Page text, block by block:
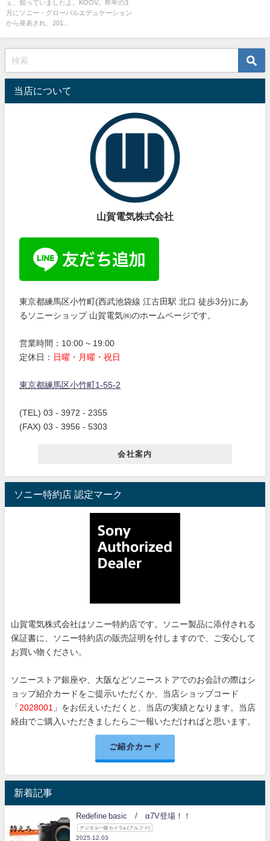
売！2020年小学校でプログラミ
ング教育義務化に向けての準備
ぇ、知っていましたよ。KOOV。昨年の3
月にソニー・グローバルエデュケーション
から発表され、201...
当店について
山賀電気株式会社
東京都練馬区小竹町(西武池袋線 江古田駅 北口 徒歩3分)にあ
るソニーショップ 山賀電気㈱のホームページです。
営業時間：10:00 ~ 19:00
定休日：
日曜・月曜・祝日
東京都練馬区小竹町1-55-2
(TEL) 03 - 3972 - 2355
(FAX) 03 - 3956 - 5303
会社案内
ソニー特約店 認定マーク
山賀電気株式会社はソニー特約店です。ソニー製品に添付される
保証書に、ソニー特約店の販売証明を付しますので、ご安心して
お買い物ください。
ソニーストア銀座や、大阪などソニーストアでのお会計の際はシ
ョップ紹介カードをご提示いただくか、当店ショップコード
「 2028001
」をお伝えいただくと、当店の実績となります。当店
経由でご購入いただきましたらご一報いただければと思います。
ご紹介カード
新着記事
Redefine basic / α7V登場！！
デジタル一眼カメラα (アルファ)
2025.12.03